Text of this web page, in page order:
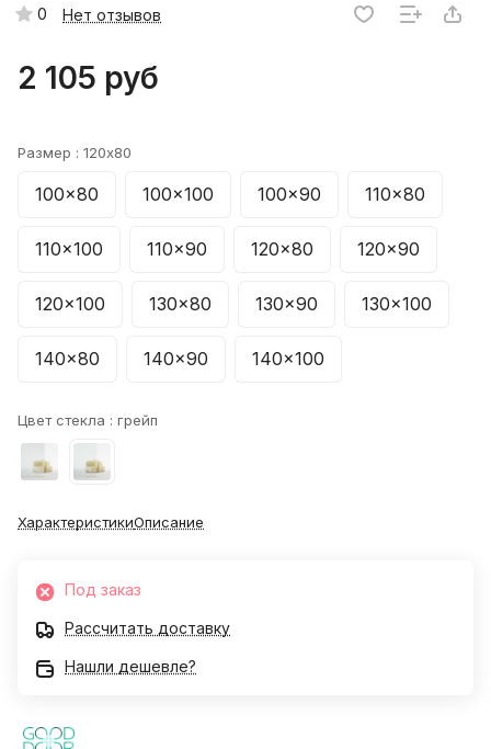
0 Нет отзывов
2 105 руб
Размер : 120x80
100x80 100x100 100x90 110x80
110x100 110x90 120x80 120x90
120x100 130x80 130x90 130x100
140x80 140x90 140x100
Цвет стекла : грейп
ХарактеристикиОписание
Под заказ
Рассчитать доставку
Нашли дешевле?